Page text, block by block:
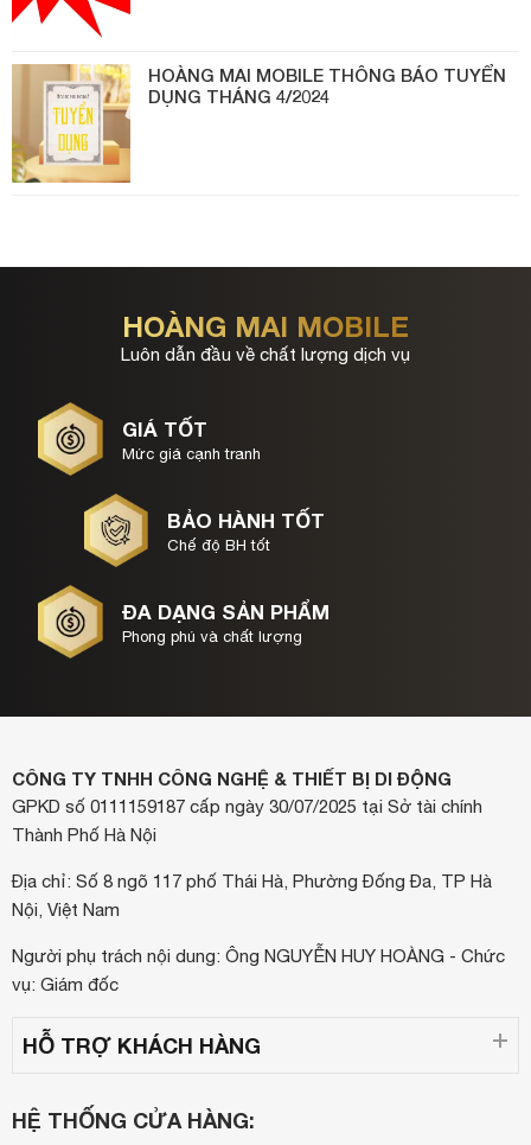
HOÀNG MAI MOBILE THÔNG BÁO TUYỂN
DỤNG THÁNG 4/2024
HOÀNG MAI MOBILE
Luôn dẫn đầu về chất lượng dịch vụ
GIÁ TỐT
Mức giá cạnh tranh
BẢO HÀNH TỐT
Chế độ BH tốt
ĐA DẠNG SẢN PHẨM
Phong phú và chất lượng
CÔNG TY TNHH CÔNG NGHỆ & THIẾT BỊ DI ĐỘNG
GPKD số 0111159187 cấp ngày 30/07/2025 tại Sở tài chính
Thành Phố Hà Nội
Địa chỉ: Số 8 ngõ 117 phố Thái Hà, Phường Đống Đa, TP Hà
Nội, Việt Nam
Người phụ trách nội dung: Ông NGUYỄN HUY HOÀNG - Chức
vụ: Giám đốc
HỖ TRỢ KHÁCH HÀNG
HỆ THỐNG CỬA HÀNG: